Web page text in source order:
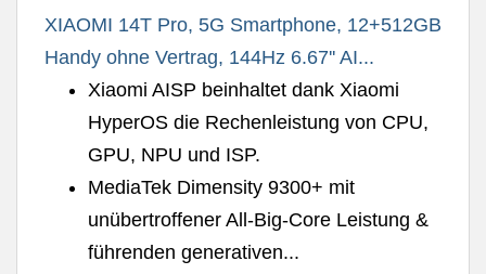
XIAOMI 14T Pro, 5G Smartphone, 12+512GB
Handy ohne Vertrag, 144Hz 6.67'' AI...
Xiaomi AISP beinhaltet dank Xiaomi
HyperOS die Rechenleistung von CPU,
GPU, NPU und ISP.
MediaTek Dimensity 9300+ mit
unübertroffener All-Big-Core Leistung &
führenden generativen...